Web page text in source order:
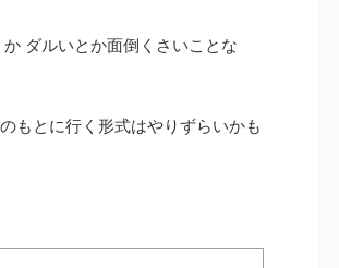
ダルいとか面倒くさいことな
もとに行く形式はやりずらいかも